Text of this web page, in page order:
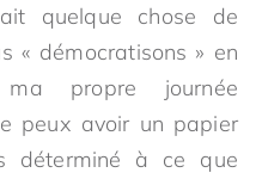
quelque chose de
« démocratisons » en
propre journée
peux avoir un papier
déterminé à ce que